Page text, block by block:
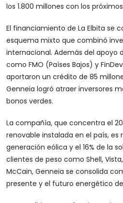
los 1.800 millones con los
El financiamiento de La Elbita se
esquema mixto que combinó
internacional. Además del apoyo
como FMO (Países Bajos) y
aportaron un crédito de 85
Genneia logró atraer inversores
bonos verdes.
La compañía, que concentra el
renovable instalada en el país, es
generación eólica y el 16% de la
clientes de peso como Shell,
McCain, Genneia se consolida
presente y el futuro energético